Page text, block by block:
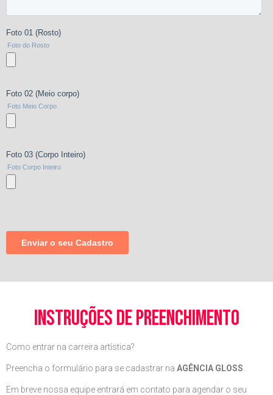
instruções de preenchimento
Como entrar na carreira artística?
Preencha o formulário para se cadastrar na AGÊNCIA GLOSS
Em breve nossa equipe entrará em contato para agendar o seu